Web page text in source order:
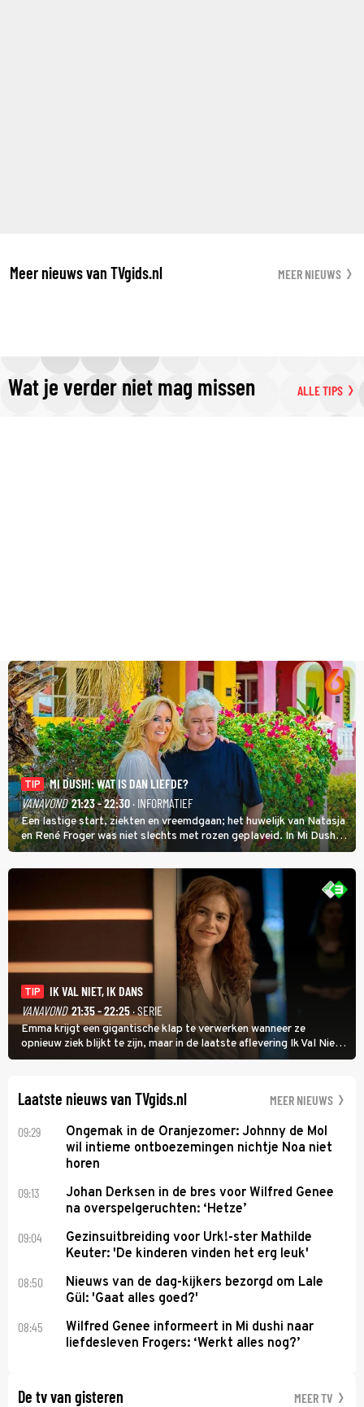
Meer nieuws van TVgids.nl MEER NIEUWS
Wat je verder niet mag missen ALLE TIPS
TIP
MI DUSHI: WAT IS DAN LIEFDE?
VANAVOND 21:23 - 22:30 · INFORMATIEF
Een lastige start, ziekten en vreemdgaan; het huwelijk van Natasja
en René Froger was niet slechts met rozen geplaveid. In Mi Dushi:
Wat Is Dan Liefde? neemt Wilfred Genee het showbizzkoppel mee
uit vissen om het over de liefde te hebben.
TIP
IK VAL NIET, IK DANS
VANAVOND 21:35 - 22:25· SERIE
Emma krijgt een gigantische klap te verwerken wanneer ze
opnieuw ziek blijkt te zijn, maar in de laatste aflevering Ik Val Niet,
Ik Dans laat ze zien dat ze niet van plan is op te geven, zelfs als ze
Laatste nieuws van TVgids.nl MEER NIEUWS
09:29
Ongemak in de Oranjezomer: Johnny de Mol
wil intieme ontboezemingen nichtje Noa niet
horen
09:13
Johan Derksen in de bres voor Wilfred Genee
na overspelgeruchten: ‘Hetze’
09:04
Gezinsuitbreiding voor Urk!-ster Mathilde
Keuter: 'De kinderen vinden het erg leuk'
08:50
Nieuws van de dag-kijkers bezorgd om Lale
Gül: 'Gaat alles goed?'
08:45
Wilfred Genee informeert in Mi dushi naar
liefdesleven Frogers: ‘Werkt alles nog?’
De tv van gisteren MEER TV